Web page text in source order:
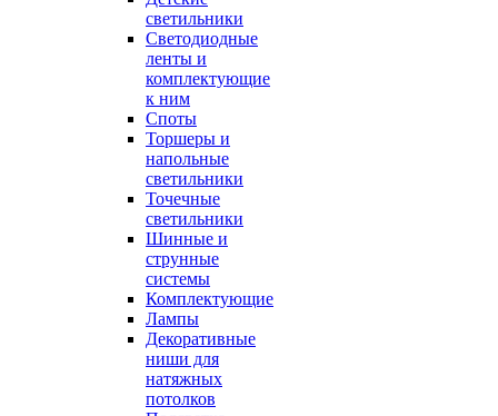
светильники
Светодиодные
ленты и
комплектующие
к ним
Споты
Торшеры и
напольные
светильники
Точечные
светильники
Шинные и
струнные
системы
Комплектующие
Лампы
Декоративные
ниши для
натяжных
потолков